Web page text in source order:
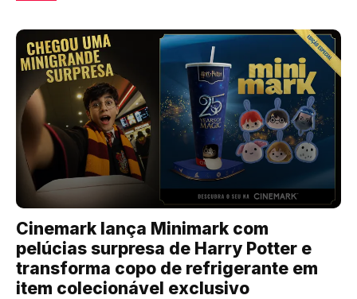
Cinemark lança Minimark com
pelúcias surpresa de Harry Potter e
transforma copo de refrigerante em
item colecionável exclusivo